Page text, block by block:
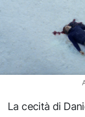
La cecità di